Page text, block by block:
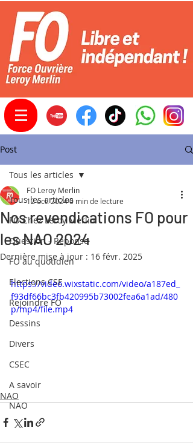
Post
Tous les articles
FO Chez Leroy Merlin
Question - Réponse
FO au quotidien
Elections CSE
Rejoindre FO
Dessins
Divers
CSEC
A savoir
NAO
Tous les articles
Nos revendications FO pour
les NAO 2024
FO Leroy Merlin
12 oct. 20240 min de lecture
Dernière mise à jour : 16 févr. 2025
https://video.wixstatic.com/video/a187ed_
f93df66bc3fb420995b73002fea6a1ad/480
p/mp4/file.mp4
NAO